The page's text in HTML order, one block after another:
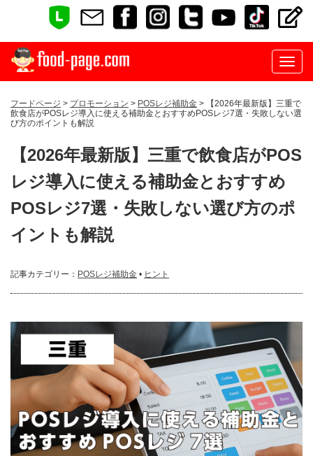
フードページ > プロモーション > POSレジ補助金 > 【2026年最新版】三重で
飲食店がPOSレジ導入に使える補助金とおすすめPOSレジ7選・失敗しない選
び方のポイントも解説
【2026年最新版】三重で飲食店がPOS
レジ導入に使える補助金とおすすめ
POSレジ7選・失敗しない選び方のポ
イントも解説
記事カテゴリー： POSレジ補助金 • ヒント